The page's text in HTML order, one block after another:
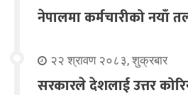
नेपालमा कर्मचारीको नयाँ
२२ श्रावण २०८३, शुक्रबार
सरकारले देशलाई उत्तर